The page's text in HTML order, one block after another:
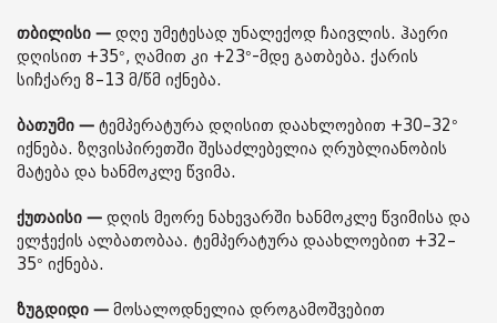
თბილისი — დღე უმეტესად უნალექოდ ჩაივლის. ჰაერი
დღისით +35°, ღამით კი +23°-მდე გათბება. ქარის
სიჩქარე 8–13 მ/წმ იქნება.
ბათუმი — ტემპერატურა დღისით დაახლოებით +30–32°
იქნება. ზღვისპირეთში შესაძლებელია ღრუბლიანობის
მატება და ხანმოკლე წვიმა.
ქუთაისი — დღის მეორე ნახევარში ხანმოკლე წვიმისა და
ელჭექის ალბათობაა. ტემპერატურა დაახლოებით +32–
35° იქნება.
ზუგდიდი — მოსალოდნელია დროგამოშვებით